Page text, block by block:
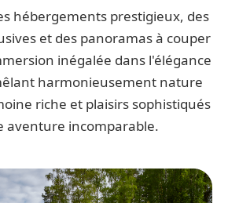
hébergements prestigieux, des
et des panoramas à couper
inégalée dans l'élégance
harmonieusement nature
riche et plaisirs sophistiqués
aventure incomparable.